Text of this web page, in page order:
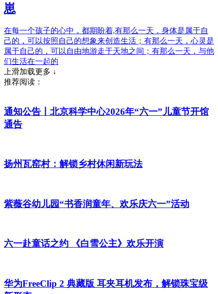
崽
在每一个孩子的心中，都期盼着,有那么一天，身体是属于自
己的，可以按照自己的想象来创造生活；有那么一天，心灵是
属于自己的，可以自由地游走于天地之间；有那么一天，与他
们生活在一起的
上滑加载更多 ↓
推荐阅读：
通知公告丨北京科学中心2026年“六一”儿童节开馆
通告
扬州瓦窑村：解锁乡村休闲新玩法
紫薇谷幼儿园“书香润童年、欢乐庆六一”活动
六一赴童话之约 《白雪公主》欢乐开演
华为FreeClip 2 典藏版 耳夹耳机发布，解锁珠宝级